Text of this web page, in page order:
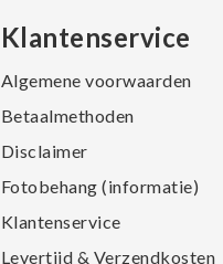
Klantenservice
Algemene voorwaarden
Betaalmethoden
Disclaimer
Fotobehang (informatie)
Klantenservice
Levertijd & Verzendkosten